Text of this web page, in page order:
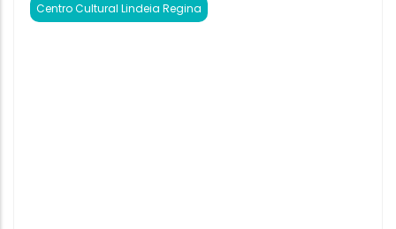
Centro Cultural Lindeia Regina